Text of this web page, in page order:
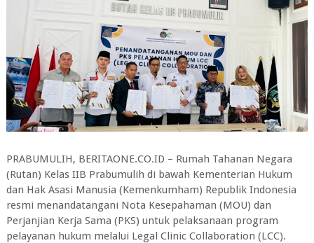
PRABUMULIH, BERITAONE.CO.ID – Rumah Tahanan Negara
(Rutan) Kelas IIB Prabumulih di bawah Kementerian Hukum
dan Hak Asasi Manusia (Kemenkumham) Republik Indonesia
resmi menandatangani Nota Kesepahaman (MOU) dan
Perjanjian Kerja Sama (PKS) untuk pelaksanaan program
pelayanan hukum melalui Legal Clinic Collaboration (LCC).